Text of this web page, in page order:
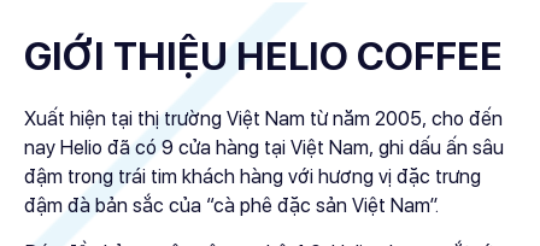
GIỚI THIỆU HELIO COFFEE
Xuất hiện tại thị trường Việt Nam từ năm 2005, cho đến
nay Helio đã có 9 cửa hàng tại Việt Nam, ghi dấu ấn sâu
đậm trong trái tim khách hàng với hương vị đặc trưng
đậm đà bản sắc của “cà phê đặc sản Việt Nam”.